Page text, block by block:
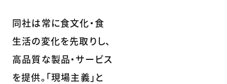
同社は常に食文化・食
生活の変化を先取りし、
高品質な製品・サービス
を提供。「現場主義」と